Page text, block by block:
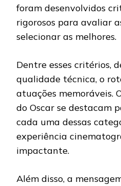
foram desenvolvidos
rigorosos para avaliar
selecionar as melhores.
Dentre esses critérios,
qualidade técnica, o
atuações memoráveis.
do Oscar se destacam
cada uma dessas
experiência
impactante.
Além disso, a